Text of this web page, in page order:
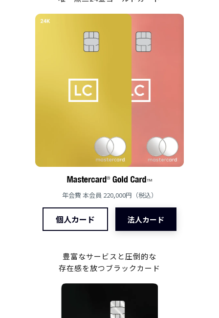
年会費 本会員 220,000円（税込）
個人カード 法人カード
豊富なサービスと圧倒的な
存在感を放つブラックカード